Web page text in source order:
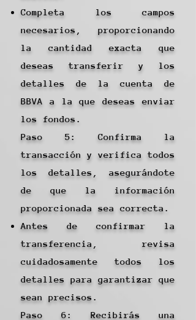
Completa los campos
necesarios, proporcionando
la cantidad exacta que
deseas transferir y los
detalles de la cuenta de
BBVA a la que deseas enviar
los fondos.
Paso 5: Confirma la
transacción y verifica todos
los detalles, asegurándote
de que la información
proporcionada sea correcta.
Antes de confirmar la
transferencia, revisa
cuidadosamente todos los
detalles para garantizar que
sean precisos.
Paso 6: Recibirás una